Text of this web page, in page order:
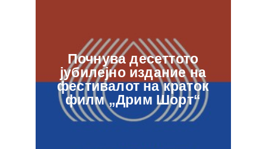
Почнува десеттото
јубилејно издание на
фестивалот на краток
филм „Дрим Шорт“